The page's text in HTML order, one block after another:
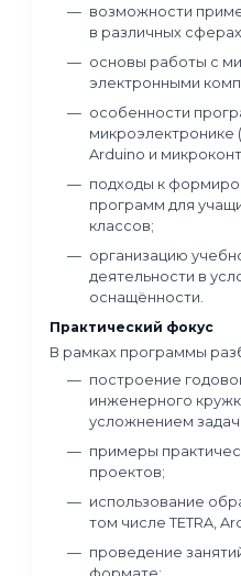
как
запросе
как
школьников;
как
реальных
Результат
По итогам
основу для
мероприятий с
партнёров,
Формат: онлайн
Старт: 18 февраля